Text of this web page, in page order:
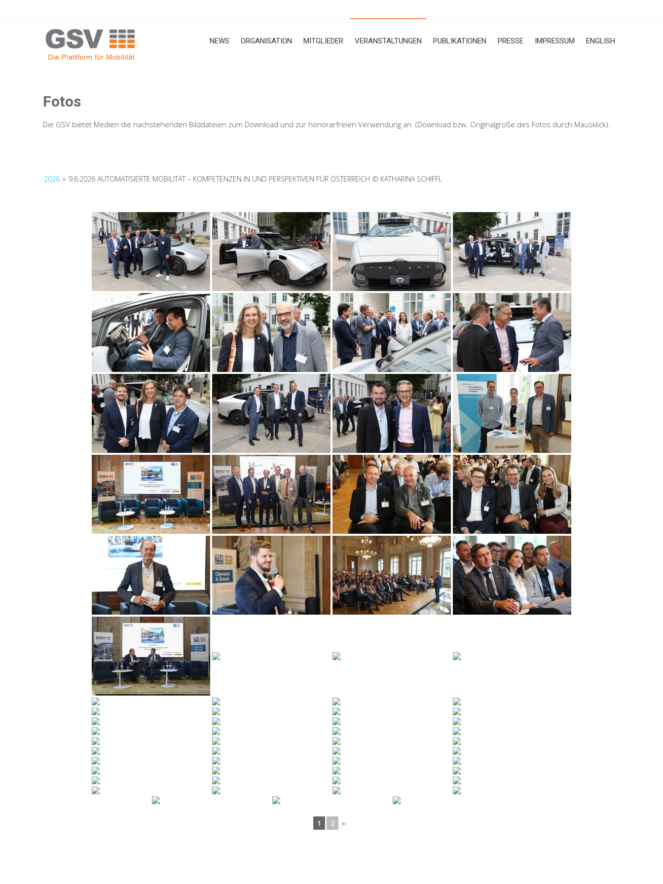
NEWS ORGANISATION MITGLIEDER VERANSTALTUNGEN PUBLIKATIONEN PRESSE IMPRESSUM ENGLISH
Fotos
Die GSV bietet Medien die nachstehenden Bilddateien zum Download und zur honorarfreien Verwendung an. (Download bzw. Originalgröße des Fotos durch Mausklick).
2026 » 9.6.2026 AUTOMATISIERTE MOBILITÄT – KOMPETENZEN IN UND PERSPEKTIVEN FÜR ÖSTERREICH © KATHARINA SCHIFFL
1 2 ►